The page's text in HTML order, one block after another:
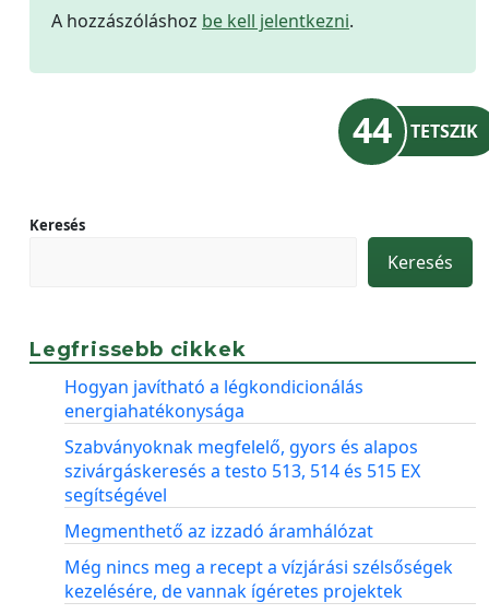
A hozzászóláshoz be kell jelentkezni.
44 TETSZIK
Keresés
Keresés
Legfrissebb cikkek
Hogyan javítható a légkondicionálás
energiahatékonysága
Szabványoknak megfelelő, gyors és alapos
szivárgáskeresés a testo 513, 514 és 515 EX
segítségével
Megmenthető az izzadó áramhálózat
Még nincs meg a recept a vízjárási szélsőségek
kezelésére, de vannak ígéretes projektek